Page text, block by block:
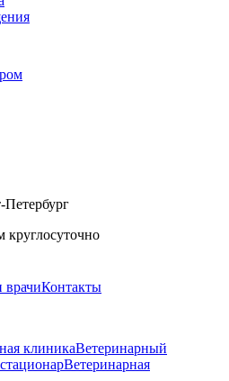
круглосуточно
врачиКонтакты
клиникаВетеринарный
Ветеринарная